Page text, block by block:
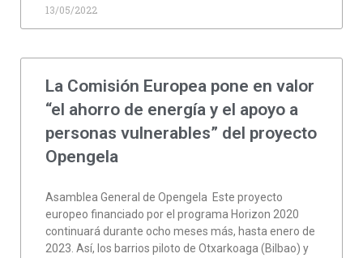
13/05/2022
La Comisión Europea pone en valor
“el ahorro de energía y el apoyo a
personas vulnerables” del proyecto
Opengela
Asamblea General de Opengela Este proyecto
europeo financiado por el programa Horizon 2020
continuará durante ocho meses más, hasta enero de
2023. Así, los barrios piloto de Otxarkoaga (Bilbao) y